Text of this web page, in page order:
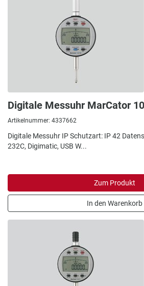
Digitale Messuhr MarCator
Artikelnummer: 4337662
Digitale Messuhr IP Schutzart: IP 42
232C, Digimatic, USB W...
Zum Produkt
In den Warenkorb